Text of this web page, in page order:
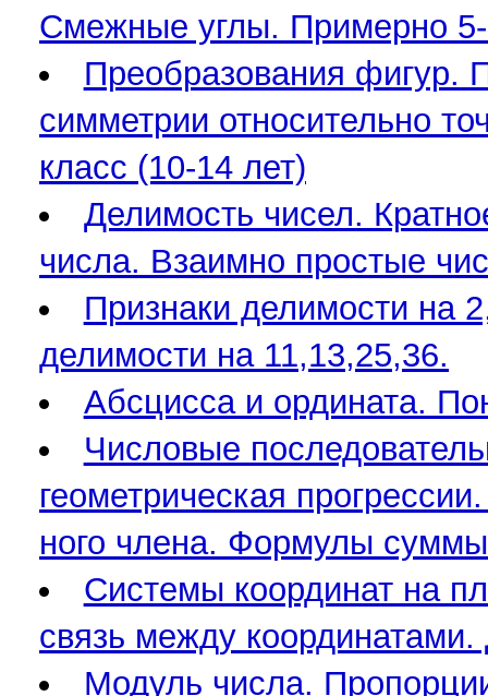
Смежные углы. Примерно 5-
Преобразования фигур.
симметрии относительно
класс (10-14 лет)
Делимость чисел.
числа. Взаимно простые
Признаки делимости на
делимости на 11,13,25,36.
Абсцисса и ордината.
Числовые
геометрическая
ного члена. Формулы суммы
Системы координат на
связь между
Модуль числа.